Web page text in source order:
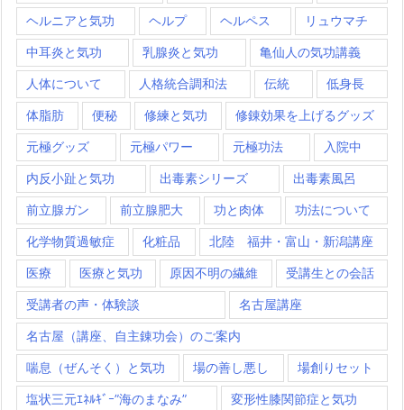
ヘルニアと気功 ヘルプ ヘルペス リュウマチ
中耳炎と気功 乳腺炎と気功 亀仙人の気功講義
人体について 人格統合調和法 伝統 低身長
体脂肪 便秘 修練と気功 修錬効果を上げるグッズ
元極グッズ 元極パワー 元極功法 入院中
内反小趾と気功 出毒素シリーズ 出毒素風呂
前立腺ガン 前立腺肥大 功と肉体 功法について
化学物質過敏症 化粧品 北陸 福井・富山・新潟講座
医療 医療と気功 原因不明の繊維 受講生との会話
受講者の声・体験談 名古屋講座
名古屋（講座、自主錬功会）のご案内
喘息（ぜんそく）と気功 場の善し悪し 場創りセット
塩状三元ｴﾈﾙｷﾞｰ”海のまなみ” 変形性膝関節症と気功